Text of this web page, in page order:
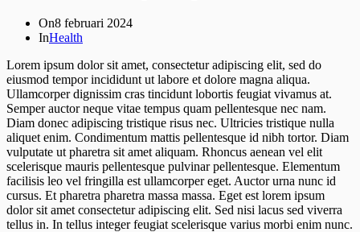
On8 februari 2024
InHealth
Lorem ipsum dolor sit amet, consectetur adipiscing elit, sed do
eiusmod tempor incididunt ut labore et dolore magna aliqua.
Ullamcorper dignissim cras tincidunt lobortis feugiat vivamus at.
Semper auctor neque vitae tempus quam pellentesque nec nam.
Diam donec adipiscing tristique risus nec. Ultricies tristique nulla
aliquet enim. Condimentum mattis pellentesque id nibh tortor. Diam
vulputate ut pharetra sit amet aliquam. Rhoncus aenean vel elit
scelerisque mauris pellentesque pulvinar pellentesque. Elementum
facilisis leo vel fringilla est ullamcorper eget. Auctor urna nunc id
cursus. Et pharetra pharetra massa massa. Eget est lorem ipsum
dolor sit amet consectetur adipiscing elit. Sed nisi lacus sed viverra
tellus in. In tellus integer feugiat scelerisque varius morbi enim nunc.